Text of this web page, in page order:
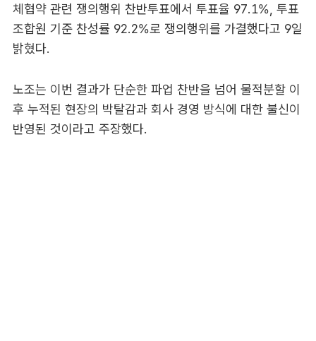
체협약 관련 쟁의행위 찬반투표에서 투표율 97.1%, 투표
조합원 기준 찬성률 92.2%로 쟁의행위를 가결했다고 9일
밝혔다.
노조는 이번 결과가 단순한 파업 찬반을 넘어 물적분할 이
후 누적된 현장의 박탈감과 회사 경영 방식에 대한 불신이
반영된 것이라고 주장했다.